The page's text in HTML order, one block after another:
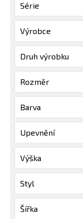
Série
Výrobce
Druh výrobku
Rozměr
Barva
Upevnění
Výška
Styl
Šířka